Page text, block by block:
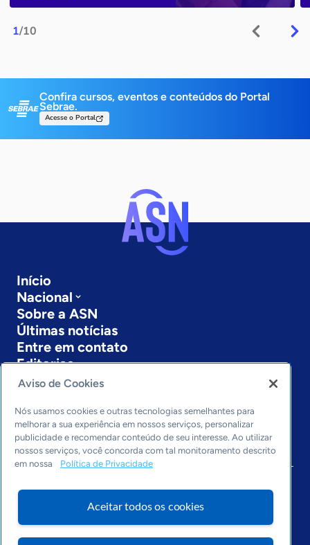
1/10
Confira cursos, eventos e conteúdos do Portal
Sebrae.
Acesse o Portal
Início
Nacional
Sobre a ASN
Últimas notícias
Entre em contato
Editorias
Economia & Política
Inovação & Tecnologia
Cultura empreendedora
Dados
Arquivo
Aviso de Cookies
Nós usamos cookies e outras tecnologias semelhantes para
melhorar a sua experiência em nossos serviços, personalizar
publicidade e recomendar conteúdo de seu interesse. Ao utilizar
nossos serviços, você concorda com tal monitoramento descrito
em nossa
Política de Privacidade
Aceitar todos os cookies